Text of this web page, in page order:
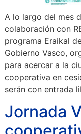
A lo largo del mes
colaboración con
programa Eraikal
Gobierno Vasco,
para acercar a la
cooperativa en
serán con entrada
Jornada